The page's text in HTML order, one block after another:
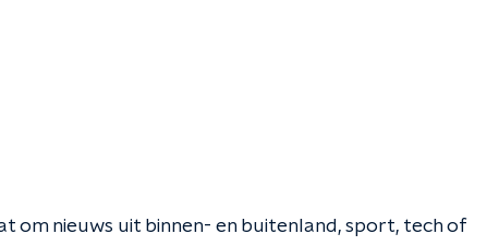
om nieuws uit binnen- en buitenland, sport, tech of